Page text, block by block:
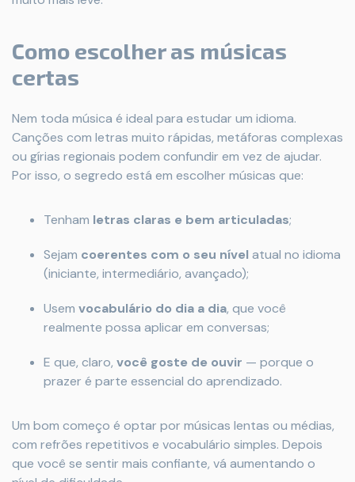
Como escolher as músicas
certas
Nem toda música é ideal para estudar um idioma.
Canções com letras muito rápidas, metáforas complexas
ou gírias regionais podem confundir em vez de ajudar.
Por isso, o segredo está em escolher músicas que:
Tenham letras claras e bem articuladas;
Sejam coerentes com o seu nível atual no idioma
(iniciante, intermediário, avançado);
Usem vocabulário do dia a dia, que você
realmente possa aplicar em conversas;
E que, claro, você goste de ouvir — porque o
prazer é parte essencial do aprendizado.
Um bom começo é optar por músicas lentas ou médias,
com refrões repetitivos e vocabulário simples. Depois
que você se sentir mais confiante, vá aumentando o